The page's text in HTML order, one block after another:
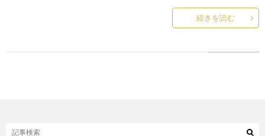
続きを読む